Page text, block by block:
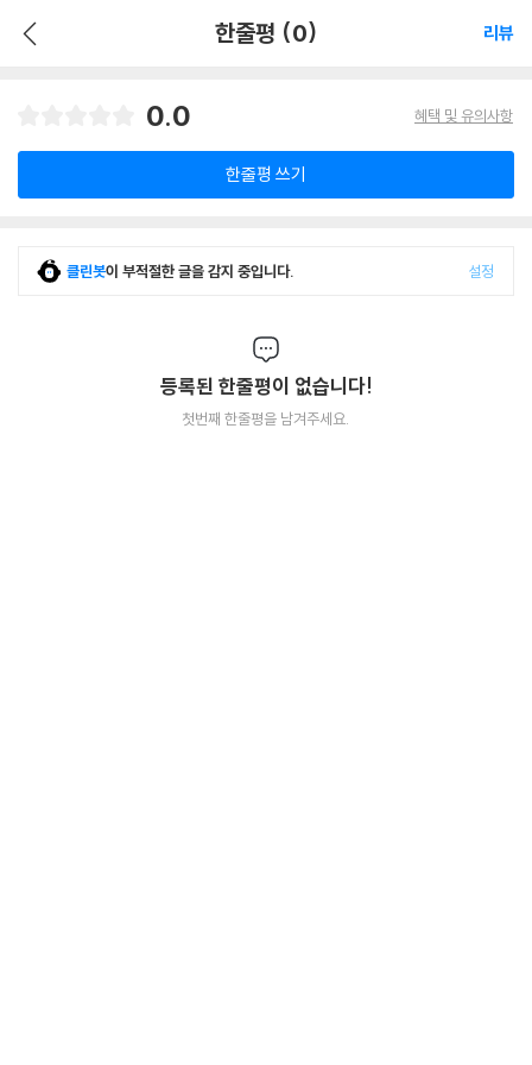
한줄평 (0) 리뷰
0.0 혜택 및 유의사항
한줄평 쓰기
클린봇이 부적절한 글을 감지 중입니다. 설정
등록된 한줄평이 없습니다!
첫번째 한줄평을 남겨주세요.